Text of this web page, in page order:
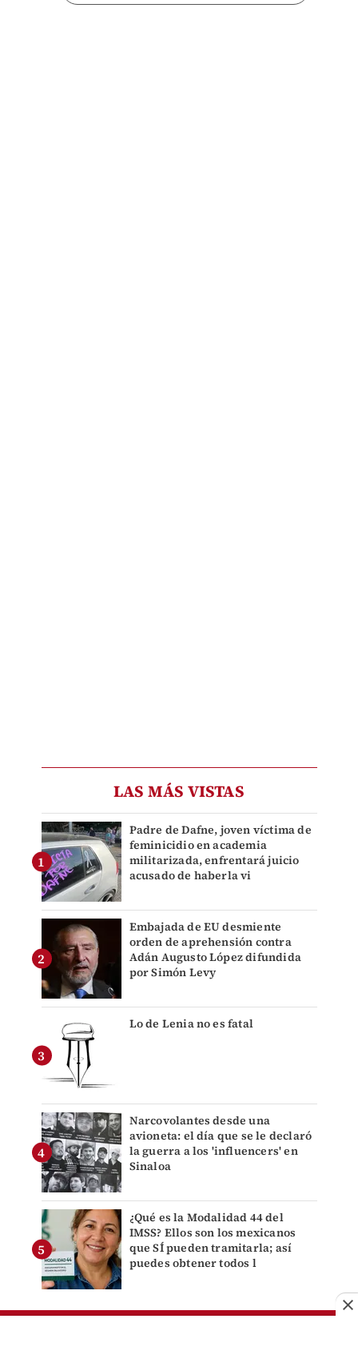
LAS MÁS VISTAS
Padre de Dafne, joven víctima de
feminicidio en academia
militarizada, enfrentará juicio
acusado de haberla vi
Embajada de EU desmiente
orden de aprehensión contra
Adán Augusto López difundida
por Simón Levy
Lo de Lenia no es fatal
Narcovolantes desde una
avioneta: el día que se le declaró
la guerra a los 'influencers' en
Sinaloa
¿Qué es la Modalidad 44 del
IMSS? Ellos son los mexicanos
que SÍ pueden tramitarla; así
puedes obtener todos l